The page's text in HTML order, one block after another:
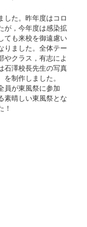
た。昨年度はコロ
が，今年度は感染拡
ても来校を御遠慮い
りました。全体テー
やクラス，有志によ
石澤校長先生の写真
制作しました。
員が東風祭に参加
素晴しい東風祭とな
！